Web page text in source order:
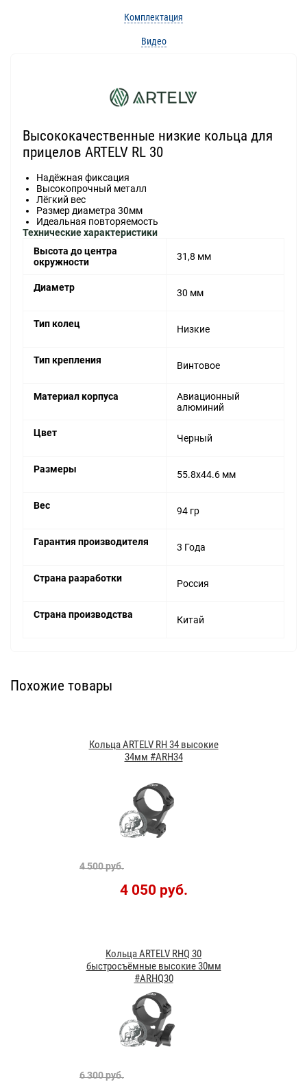
Комплектация
Видео
Высококачественные низкие кольца для
прицелов ARTELV RL 30
Надёжная фиксация
Высокопрочный металл
Лёгкий вес
Размер диаметра 30мм
Идеальная повторяемость
Технические характеристики
Высота до центра
окружности
31,8 мм
Диаметр 30 мм
Тип колец Низкие
Тип крепления Винтовое
Материал корпуса
Авиационный
алюминий
Цвет Черный
Размеры 55.8x44.6 мм
Вес 94 гр
Гарантия производителя 3 Года
Страна разработки Россия
Страна производства Китай
Похожие товары
Кольца ARTELV RH 34 высокие
34мм #ARH34
4 500 руб.
4 050 руб.
Кольца ARTELV RHQ 30
быстросъёмные высокие 30мм
#ARHQ30
6 300 руб.